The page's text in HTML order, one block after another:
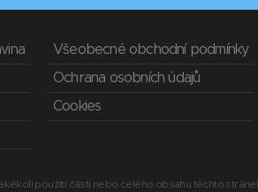
Všeobecné obchodní podmínky
Ochrana osobních údajů
Cookies
použití části nebo celého obsahu těchto